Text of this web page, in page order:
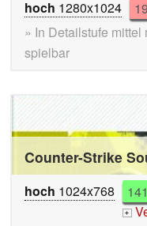
hoch 1280x1024 19
» In Detailstufe
spielbar
Counter-Strike
hoch 1024x768 141
+